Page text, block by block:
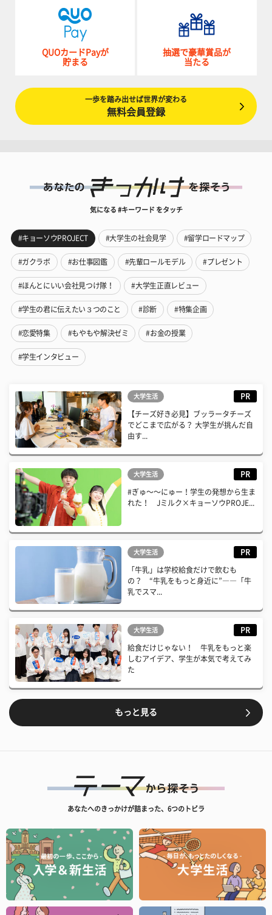
QUOカードPayが
貯まる
抽選で豪華賞品が
当たる
一歩を踏み出せば世界が変わる
無料会員登録
気になる #キーワード をタッチ
#キョーソウPROJECT #大学生の社会見学 #留学ロードマップ
#ガクラボ #お仕事図鑑 #先輩ロールモデル #プレゼント
#ほんとにいい会社見つけ隊！ #大学生正直レビュー
#学生の君に伝えたい３つのこと #診断 #特集企画
#恋愛特集 #もやもや解決ゼミ #お金の授業
#学生インタビュー
大学生活 PR
【チーズ好き必見】ブッラータチーズ
でどこまで広がる？ 大学生が挑んだ自
由す...
大学生活 PR
#ぎゅ〜〜にゅー！学生の発想から生ま
れた！ Jミルク×キョーソウPROJE...
大学生活 PR
「牛乳」は学校給食だけで飲むも
の？ “牛乳をもっと身近に”――「牛
乳でスマ...
大学生活 PR
給食だけじゃない！ 牛乳をもっと楽
しむアイデア、学生が本気で考えてみ
た
もっと見る
あなたへのきっかけが詰まった、6つのトビラ